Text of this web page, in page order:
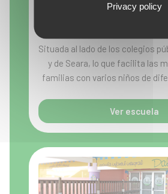
Situada al lado de los colegios
y de Seara, lo que facilita las
familias con varios niños de
Ver escuela
Privacy policy